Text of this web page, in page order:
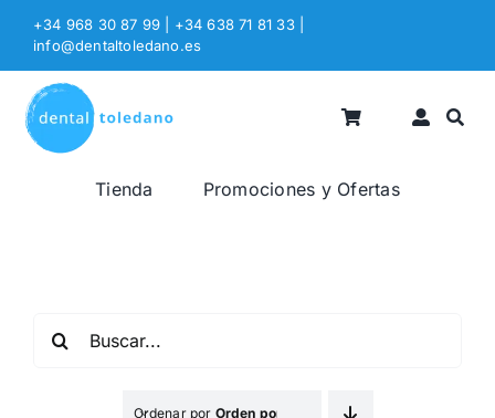
Saltar
contenido
+34 968 30 87 99 | +34 638 71 81 33
info@dentaltoledano.es
Tienda Promociones y Ofertas
Ordenar por Orden por Defecto